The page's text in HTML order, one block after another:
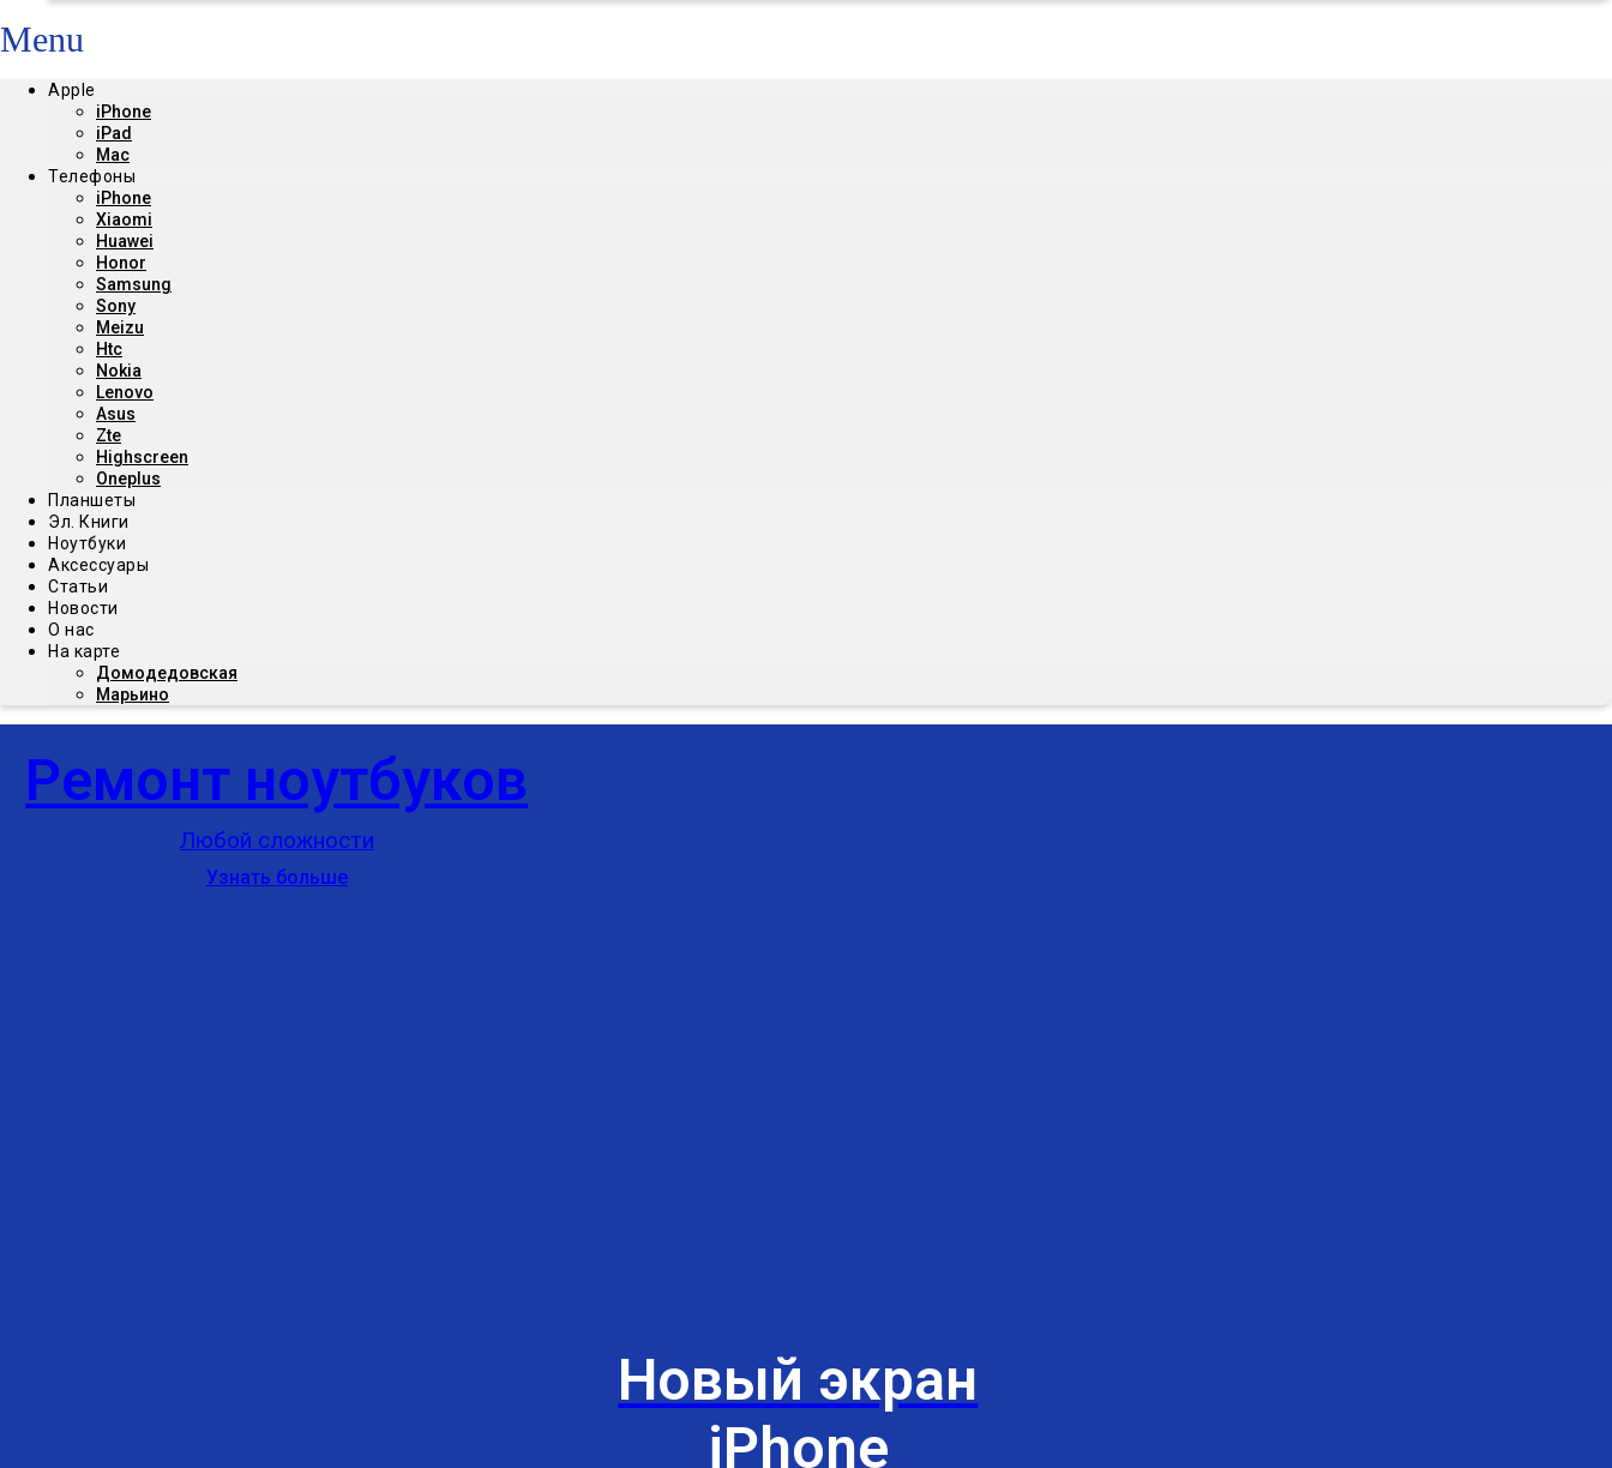
Menu
Apple
iPhone
iPad
Mac
Телефоны
iPhone
Xiaomi
Huawei
Honor
Samsung
Sony
Meizu
Htc
Nokia
Lenovo
Asus
Zte
Highscreen
Oneplus
Планшеты
Эл. Книги
Ноутбуки
Аксессуары
Статьи
Новости
О нас
На карте
Домодедовская
Марьино
Ремонт ноутбуков
Любой сложности
Узнать больше
Новый экран
iPhone